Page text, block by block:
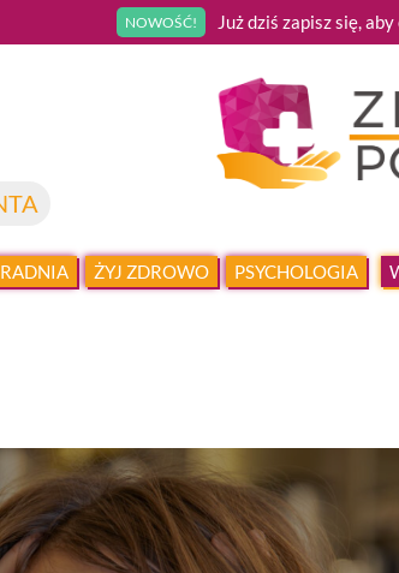
NOWOŚĆ! Już dziś zapisz się,
ŻYJ ZDROWO PSYCHOLOGIA